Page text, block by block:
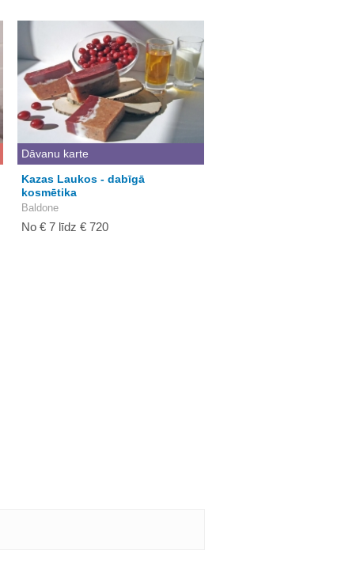
Dāvanu karte
Kazas Laukos - dabīgā
kosmētika
Baldone
No € 7 līdz € 720